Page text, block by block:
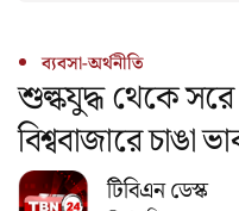
ব্যবসা-অর্থনীতি
শুল্কযুদ্ধ থেকে
বিশ্ববাজারে চাঙা
টিবিএন ডেস্ক